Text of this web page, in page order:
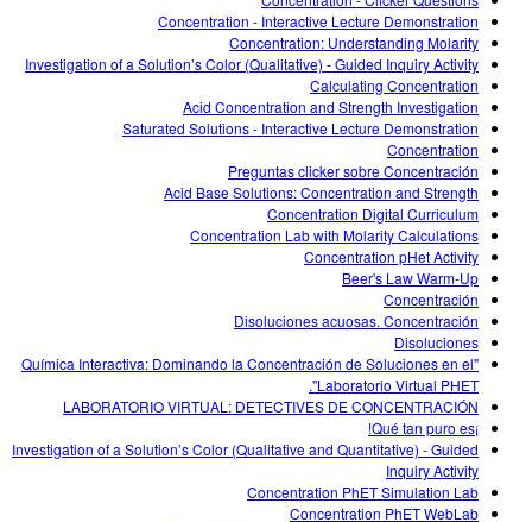
Teaching with PhET
DEIB in STEM Ed
SceneryStack OSE
Impact Report
Concentration - Interactive Lecture Demonstration
Concentration: Understanding Molarity
Investigation of a Solution’s Color (Qualitative) - Guided Inquiry Activity
Calculating Concentration
Acid Concentration and Strength Investigation
Saturated Solutions - Interactive Lecture Demonstration
Concentration
Preguntas clicker sobre Concentración
Acid Base Solutions: Concentration and Strength
Concentration Digital Curriculum
Concentration Lab with Molarity Calculations
Concentration pHet Activity
Beer's Law Warm-Up
Concentración
Disoluciones acuosas. Concentración
Disoluciones
"Química Interactiva: Dominando la Concentración de Soluciones en el
Laboratorio Virtual PHET".
LABORATORIO VIRTUAL: DETECTIVES DE CONCENTRACIÓN
¡Qué tan puro es!
Investigation of a Solution’s Color (Qualitative and Quantitative) - Guided
Inquiry Activity
Concentration PhET Simulation Lab
Concentration PhET WebLab